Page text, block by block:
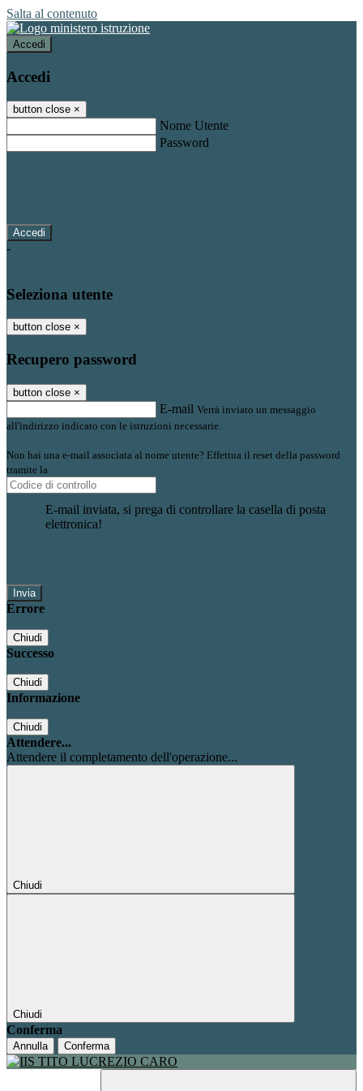
Salta al contenuto
Accedi
Accedi
button close ×
Nome Utente
Password
-
Seleziona utente
button close ×
Recupero password
button close ×
E-mail Verrà inviato un messaggio
all'indirizzo indicato con le istruzioni necessarie.
Non hai una e-mail associata al nome utente? Effettua il reset della password
tramite la
E-mail inviata, si prega di controllare la casella di posta
elettronica!
Errore
Chiudi
Successo
Chiudi
Informazione
Chiudi
Attendere...
Attendere il completamento dell'operazione...
Chiudi
Chiudi
Conferma
Annulla Conferma